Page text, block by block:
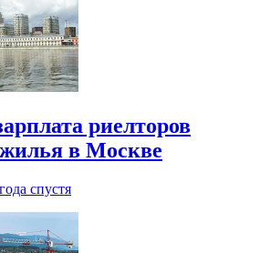
риелторов
жилья в Москве
спустя